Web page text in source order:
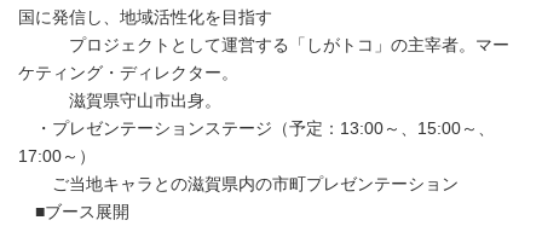
国に発信し、地域活性化を目指す
プロジェクトとして運営する「しがトコ」の主宰者。マー
ケティング・ディレクター。
滋賀県守山市出身。
・プレゼンテーションステージ（予定：13:00～、15:00～、
17:00～）
ご当地キャラとの滋賀県内の市町プレゼンテーション
■ブース展開